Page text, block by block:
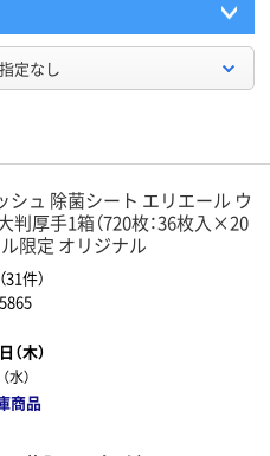
定なし
シュ 除菌シート エリエール ウ
判厚手1箱（720枚：36枚入×20
限定 オリジナル
（31件）
木）
水）
商品